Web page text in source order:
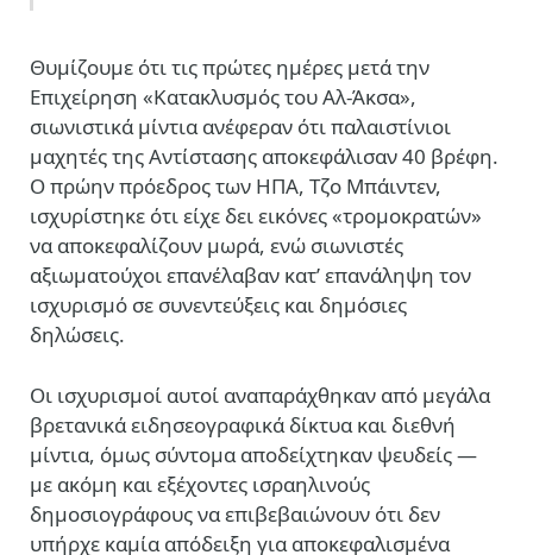
Θυμίζουμε ότι τις πρώτες ημέρες μετά την
Επιχείρηση «Κατακλυσμός του Αλ-Άκσα»,
σιωνιστικά μίντια ανέφεραν ότι παλαιστίνιοι
μαχητές της Αντίστασης αποκεφάλισαν 40 βρέφη.
Ο πρώην πρόεδρος των ΗΠΑ, Τζο Μπάιντεν,
ισχυρίστηκε ότι είχε δει εικόνες «τρομοκρατών»
να αποκεφαλίζουν μωρά, ενώ σιωνιστές
αξιωματούχοι επανέλαβαν κατ’ επανάληψη τον
ισχυρισμό σε συνεντεύξεις και δημόσιες
δηλώσεις.
Οι ισχυρισμοί αυτοί αναπαράχθηκαν από μεγάλα
βρετανικά ειδησεογραφικά δίκτυα και διεθνή
μίντια, όμως σύντομα αποδείχτηκαν ψευδείς —
με ακόμη και εξέχοντες ισραηλινούς
δημοσιογράφους να επιβεβαιώνουν ότι δεν
υπήρχε καμία απόδειξη για αποκεφαλισμένα